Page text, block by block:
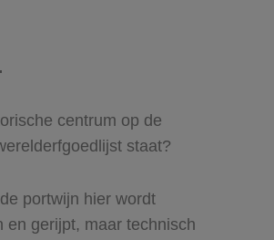
centrum op de
staat?
portwijn hier wordt
en gerijpt, maar technisch